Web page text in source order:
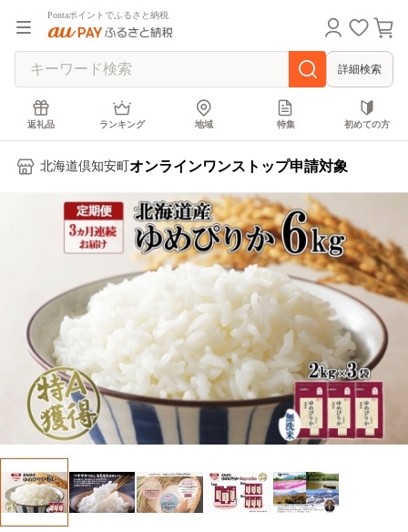
Pontaポイントでふるさと納税
詳細検索
返礼品 ランキング 地域 特集 初めての方
北海道倶知安町 オンラインワンストップ申請対象